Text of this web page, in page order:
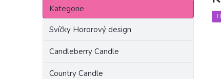
s
Přeskočit
kategorie
Kategorie
Svíčky Hororový design
Candleberry Candle
Country Candle